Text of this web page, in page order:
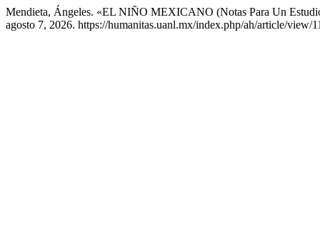
Mendieta, Ángeles. «EL NIÑO MEXICANO (Notas Para Un
agosto 7, 2026. https://humanitas.uanl.mx/index.php/ah/article/view/